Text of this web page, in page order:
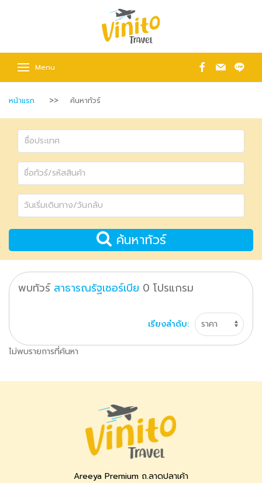
Menu
หน้าแรก ค้นหาทัวร์
ค้นหาทัวร์
พบทัวร์ สาธารณรัฐเซอร์เบีย 0 โปรแกรม
เรียงลำดับ:
ไม่พบรายการที่ค้นหา
Areeya Premium ถ.ลาดปลาเค้า